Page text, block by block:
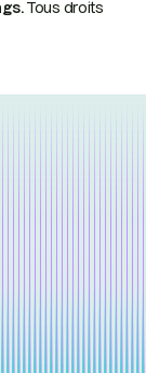
Tous droits